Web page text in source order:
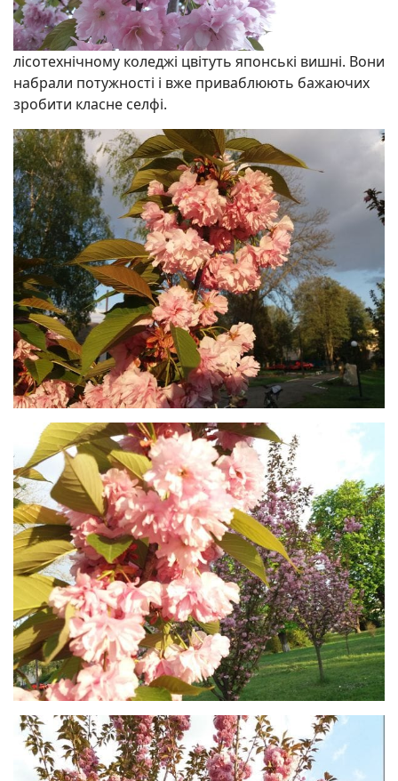
лісотехнічному коледжі цвітуть японські вишні. Вони
набрали потужності і вже приваблюють бажаючих
зробити класне селфі.